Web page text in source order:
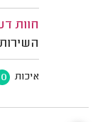
חוות
איכות